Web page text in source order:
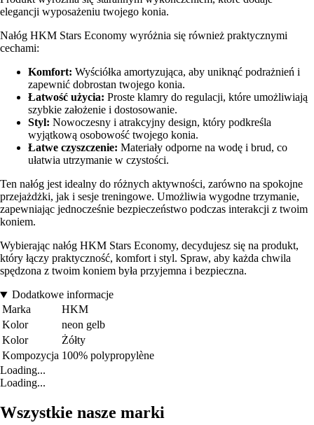
elegancji wyposażeniu twojego konia.
Nałóg HKM Stars Economy wyróżnia się również praktycznymi
cechami:
Komfort: Wyściółka amortyzująca, aby uniknąć podrażnień i
zapewnić dobrostan twojego konia.
Łatwość użycia: Proste klamry do regulacji, które umożliwiają
szybkie założenie i dostosowanie.
Styl: Nowoczesny i atrakcyjny design, który podkreśla
wyjątkową osobowość twojego konia.
Łatwe czyszczenie: Materiały odporne na wodę i brud, co
ułatwia utrzymanie w czystości.
Ten nałóg jest idealny do różnych aktywności, zarówno na spokojne
przejażdżki, jak i sesje treningowe. Umożliwia wygodne trzymanie,
zapewniając jednocześnie bezpieczeństwo podczas interakcji z twoim
koniem.
Wybierając nałóg HKM Stars Economy, decydujesz się na produkt,
który łączy praktyczność, komfort i styl. Spraw, aby każda chwila
spędzona z twoim koniem była przyjemna i bezpieczna.
Dodatkowe informacje
Marka
HKM
Kolor
neon gelb
Kolor
Żółty
Kompozycja 100% polypropylène
Loading...
Loading...
Wszystkie nasze marki